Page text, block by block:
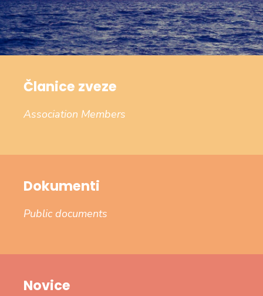
Članice zveze
Association Members
Dokumenti
Public documents
Novice